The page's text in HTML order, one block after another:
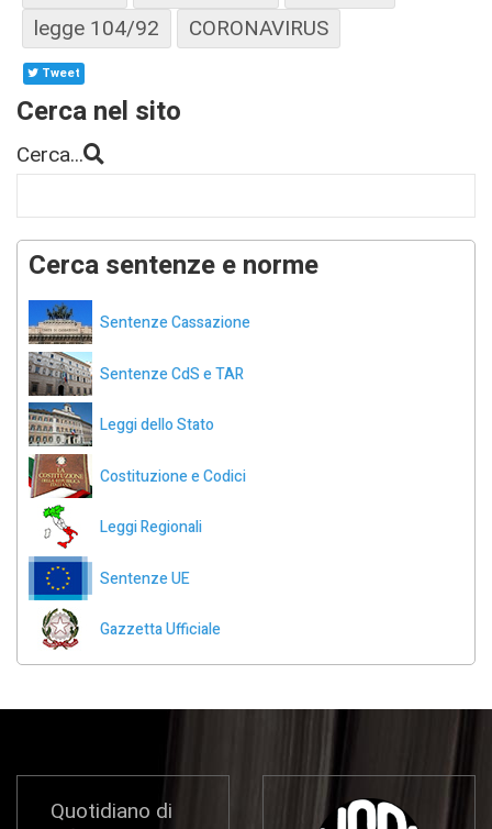
legge 104/92
CORONAVIRUS
Tweet
Cerca nel sito
Cerca...
Cerca sentenze e norme
Sentenze Cassazione
Sentenze CdS e TAR
Leggi dello Stato
Costituzione e Codici
Leggi Regionali
Sentenze UE
Gazzetta Ufficiale
Quotidiano di